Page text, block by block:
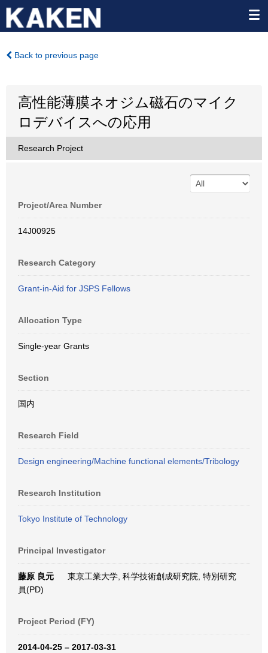
Back to previous page
高性能薄膜ネオジム磁石のマイク
ロデバイスへの応用
Research Project
Project/Area Number
14J00925
Research Category
Grant-in-Aid for JSPS Fellows
Allocation Type
Single-year Grants
Section
国内
Research Field
Design engineering/Machine functional elements/Tribology
Research Institution
Tokyo Institute of Technology
Principal Investigator
藤原 良元
東京工業大学, 科学技術創成研究院, 特別研究
員(PD)
Project Period (FY)
2014-04-25 – 2017-03-31